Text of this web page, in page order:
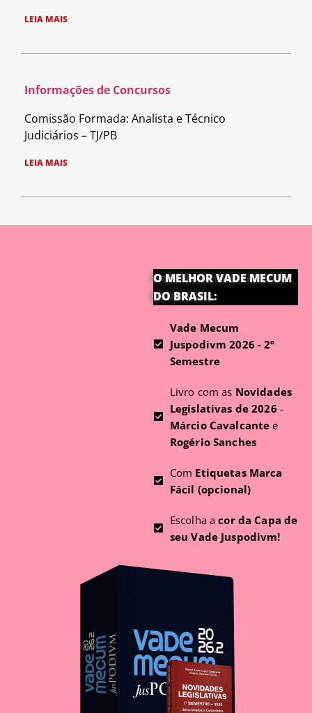
LEIA MAIS
Informações de Concursos
Comissão Formada: Analista e Técnico
Judiciários – TJ/PB
LEIA MAIS
O MELHOR VADE MECUM
DO BRASIL:
Vade Mecum
Juspodivm 2026 - 2º
Semestre
Livro com as Novidades
Legislativas de 2026 -
Márcio Cavalcante e
Rogério Sanches
Com Etiquetas Marca
Fácil (opcional)
Escolha acor da Capa de
seu Vade Juspodivm!